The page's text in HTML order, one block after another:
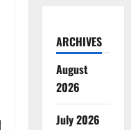
ARCHIVES
August
2026
July 2026